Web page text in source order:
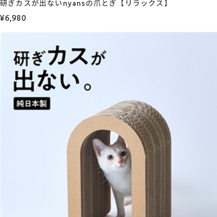
研ぎカスが出ないnyansの爪とぎ【リラックス】
¥6,980